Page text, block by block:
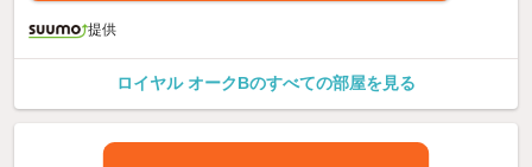
提供
ロイヤル オークBのすべての部屋を見る